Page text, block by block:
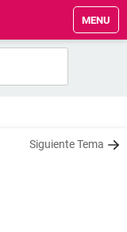
MENU
Siguiente Tema